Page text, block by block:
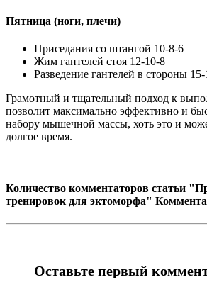
Пятница (ноги, плечи)
Приседания со штангой 10-8-6
Жим гантелей стоя 12-10-8
Разведение гантелей в стороны
Грамотный и тщательный подход к
позволит максимально эффективно и
набору мышечной массы, хоть это и
долгое время.
Количество комментаторов статьи
тренировок для эктоморфа"
Оставьте первый